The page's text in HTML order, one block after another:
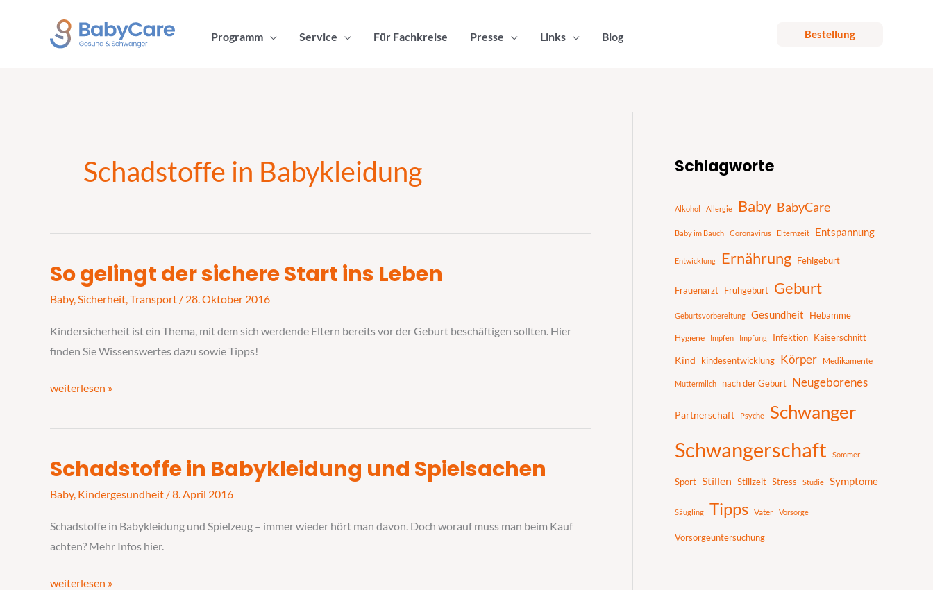
Programm Service Für Fachkreise Presse Links Blog Bestellung
Schadstoffe in Babykleidung
So gelingt der sichere Start ins Leben
Baby,Sicherheit,Transport / 28. Oktober 2016
Kindersicherheit ist ein Thema, mit dem sich werdende Eltern bereits vor der Geburt beschäftigen sollten. Hier
finden Sie Wissenswertes dazu sowie Tipps!
So
sichere
Start
Leben
weiterlesen »
Schadstoffe in Babykleidung und Spielsachen
Baby, Kindergesundheit /8. April 2016
Schadstoffe in Babykleidung und Spielzeug – immer wieder hört man davon. Doch worauf muss man beim Kauf
achten? Mehr Infos hier.
Schadstoffe
und
Spielsachen
weiterlesen »
Schlagworte
Alkohol Allergie Baby BabyCare
Baby im Bauch Coronavirus Elternzeit Entspannung
Entwicklung Ernährung Fehlgeburt
Frauenarzt Frühgeburt Geburt
Geburtsvorbereitung Gesundheit Hebamme
Hygiene Impfen Impfung Infektion Kaiserschnitt
Kind kindesentwicklung Körper Medikamente
Muttermilch nach der Geburt Neugeborenes
Partnerschaft Psyche Schwanger
Schwangerschaft Sommer
Sport Stillen Stillzeit Stress Studie Symptome
Säugling Tipps Vater Vorsorge
Vorsorgeuntersuchung
c
e
n